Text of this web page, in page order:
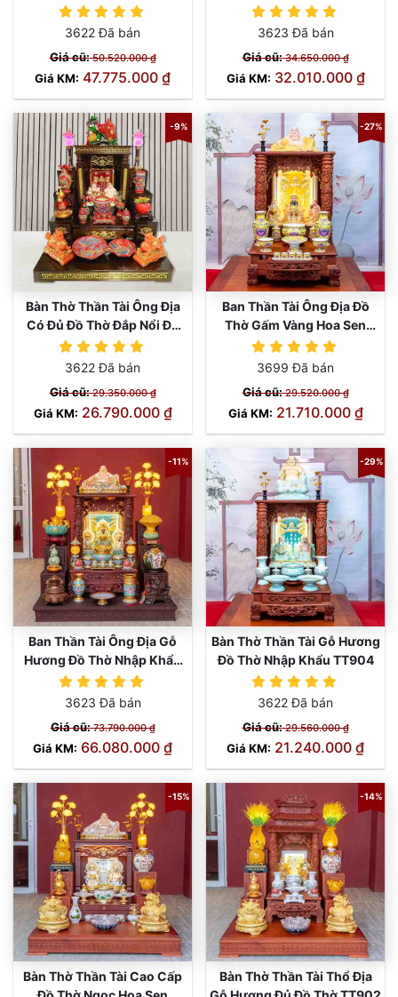
TT797
3622 Đã bán
Giá cũ:50.520.000 ₫
Giá KM: 47.775.000 ₫
TT828
3623 Đã bán
Giá cũ:34.650.000 ₫
Giá KM: 32.010.000 ₫
-9%
Bàn Thờ Thần Tài Ông Địa
Có Đủ Đồ Thờ Đắp Nổi Đỏ
TT860
3622 Đã bán
Giá cũ:29.350.000 ₫
Giá KM: 26.790.000 ₫
-27%
Ban Thần Tài Ông Địa Đồ
Thờ Gấm Vàng Hoa Sen
TT906
3699 Đã bán
Giá cũ:29.520.000 ₫
Giá KM: 21.710.000 ₫
-11%
Ban Thần Tài Ông Địa Gỗ
Hương Đồ Thờ Nhập Khẩu
TT905
3623 Đã bán
Giá cũ:73.790.000 ₫
Giá KM: 66.080.000 ₫
-29%
Bàn Thờ Thần Tài Gỗ Hương
Đồ Thờ Nhập Khẩu TT904
3622 Đã bán
Giá cũ:29.560.000 ₫
Giá KM: 21.240.000 ₫
-15%
Bàn Thờ Thần Tài Cao Cấp
-14%
Bàn Thờ Thần Tài Thổ Địa